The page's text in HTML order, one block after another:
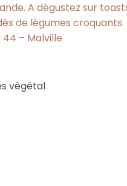
A dégustez sur
de légumes
– Malville
végétal